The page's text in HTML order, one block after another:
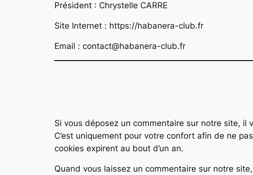
Président : Chrystelle CARRE
Site Internet : https://habanera-club.fr
Email : contact@habanera-club.fr
Si vous déposez un commentaire sur notre site, il
C’est uniquement pour votre confort afin de ne
cookies expirent au bout d’un an.
Quand vous laissez un commentaire sur notre